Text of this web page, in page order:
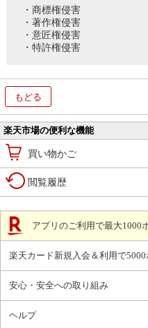
・商標権侵害
・著作権侵害
・意匠権侵害
・特許権侵害
もどる
楽天市場の便利な機能
買い物かご
閲覧履歴
アプリのご利用で最大1000
楽天カード新規入会＆利用で5000
安心・安全への取り組み
ヘルプ